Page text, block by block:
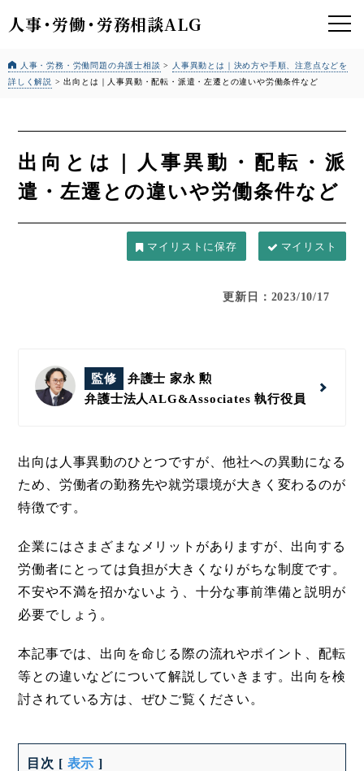
人事・労働・労務相談ALG
人事・労務・労働問題の弁護士相談 >
人事異動とは｜決め方や手順、注意点などを
詳しく解説 >出向とは｜人事異動・配転・派遣・左遷との違いや労働条件など
出向とは｜人事異動・配転・派
遣・左遷との違いや労働条件など
マイリスト
更新日：2023/10/17
監修
弁護士 家永 勲
弁護士法人ALG&Associates執行役員
出向は人事異動のひとつですが、他社への異動になる
ため、労働者の勤務先や就労環境が大きく変わるのが
特徴です。
企業にはさまざまなメリットがありますが、出向する
労働者にとっては負担が大きくなりがちな制度です。
不安や不満を招かないよう、十分な事前準備と説明が
必要でしょう。
本記事では、出向を命じる際の流れやポイント、配転
等との違いなどについて解説していきます。出向を検
討されている方は、ぜひご覧ください。
目次 [ 表示 ]